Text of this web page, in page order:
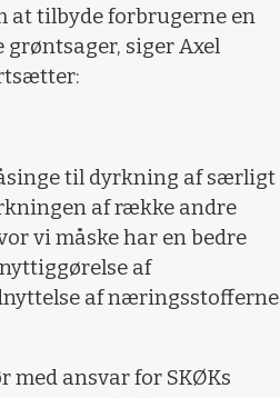
at tilbyde forbrugerne en
siger Axel
til dyrkning af særligt
af række andre
vi måske har en bedre
af
af næringsstofferne
med ansvar for SKØKs